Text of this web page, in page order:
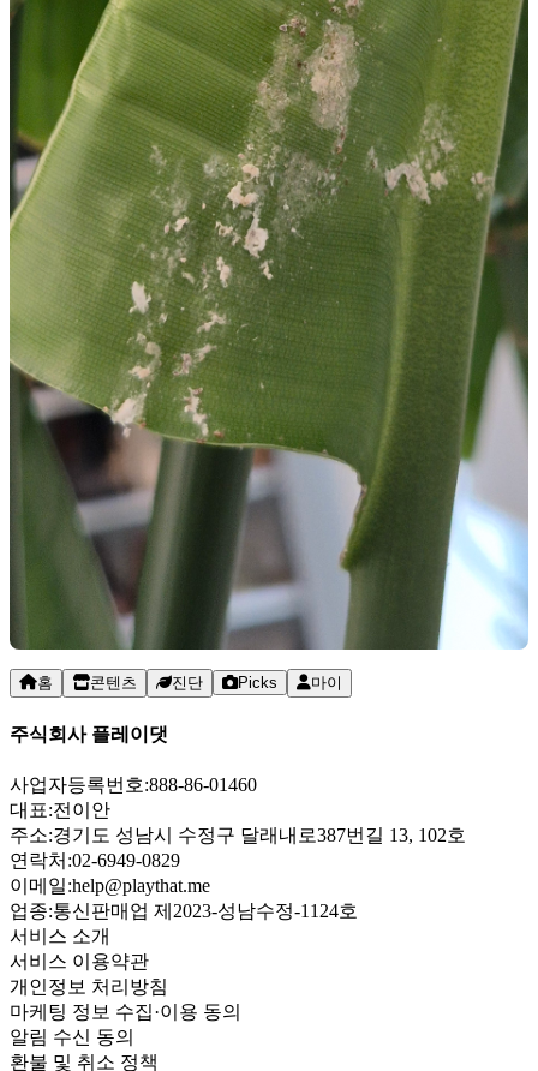
홈 콘텐츠 진단 Picks 마이
주식회사 플레이댓
사업자등록번호:888-86-01460
대표:전이안
주소:경기도 성남시 수정구 달래내로387번길 13, 102호
연락처:02-6949-0829
이메일:help@playthat.me
업종:통신판매업 제2023-성남수정-1124호
서비스 소개
서비스 이용약관
개인정보 처리방침
마케팅 정보 수집·이용 동의
알림 수신 동의
환불 및 취소 정책